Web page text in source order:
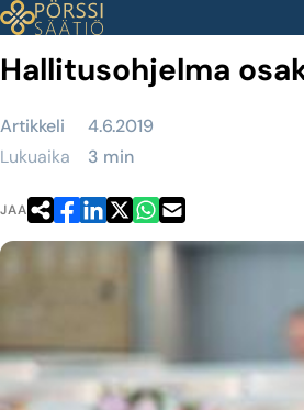
Siirry
sisältöön
Hallitusohjelma
Artikkeli
4.6.2019
Lukuaika
3 min
JAA